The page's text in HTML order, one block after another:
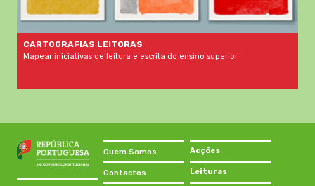
CARTOGRAFIAS LEITORAS
Mapear iniciativas de leitura e escrita do ensino superior
Quem Somos
Contactos
Acções
Leituras